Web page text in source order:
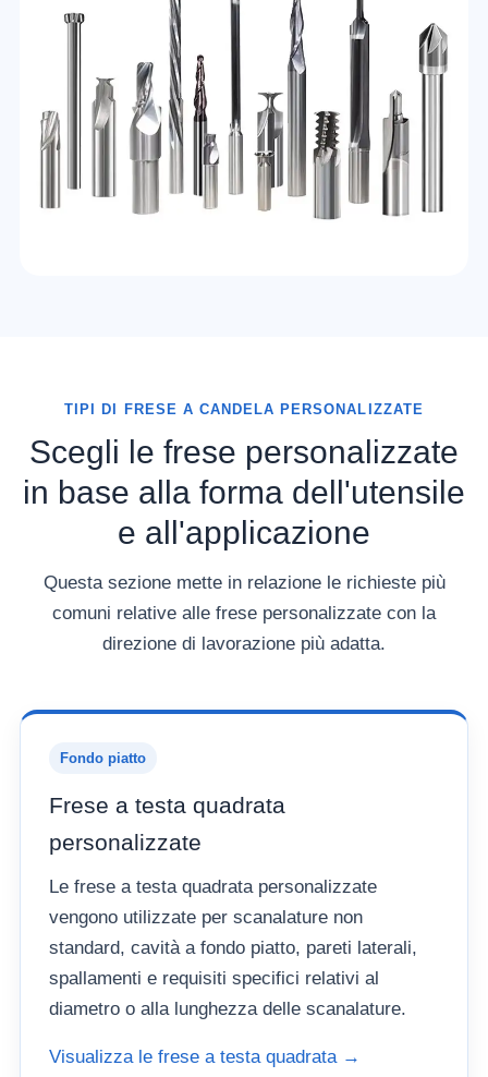
TIPI DI FRESE A CANDELA PERSONALIZZATE
Scegli le frese personalizzate
in base alla forma dell'utensile
e all'applicazione
Questa sezione mette in relazione le richieste più
comuni relative alle frese personalizzate con la
direzione di lavorazione più adatta.
Fondo piatto
Frese a testa quadrata
personalizzate
Le frese a testa quadrata personalizzate
vengono utilizzate per scanalature non
standard, cavità a fondo piatto, pareti laterali,
spallamenti e requisiti specifici relativi al
diametro o alla lunghezza delle scanalature.
Visualizza le frese a testa quadrata →